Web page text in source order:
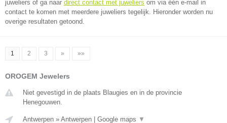
juweliers of ga naar direct contact met juweliers om via één e-mail in
contact te komen met meerdere juweliers tegelijk. Hieronder worden nu
overige resultaten getoond.
1 2 3 » »»
OROGEM Jewelers
Niet gevestigd in de plaats Blaugies en in de provincie
Henegouwen.
Antwerpen » Antwerpen Google maps ▼